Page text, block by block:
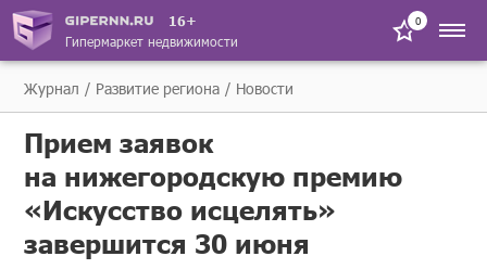
16+
Гипермаркет недвижимости
0
Журнал Развитие региона Новости
Прием заявок
на нижегородскую премию
«Искусство исцелять»
завершится 30 июня